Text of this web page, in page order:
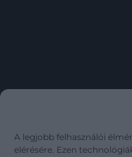
A legjobb felhasználói
elérésére. Ezen